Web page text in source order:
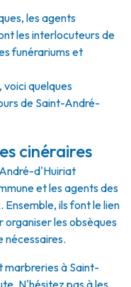
les agents
les interlocuteurs de
funérariums et
voici quelques
de Saint-André-
cinéraires
d'Huiriat
et les agents des
ils font le lien
les obsèques
nécessaires.
marbreries à Saint-
N'hésitez pas à les